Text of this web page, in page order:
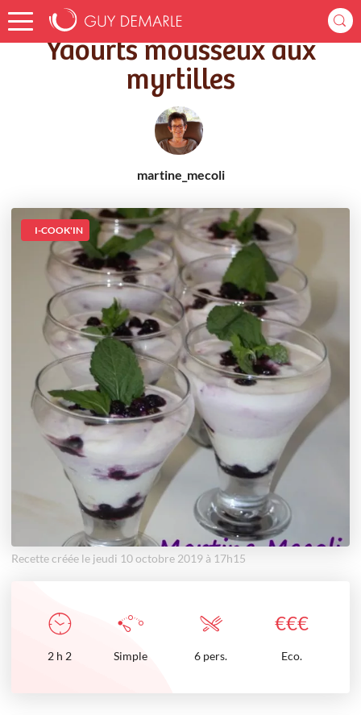
Accueil Recettes Yaourts mousseux aux myrtilles
Yaourts mousseux aux
myrtilles
martine_mecoli
I-COOK'IN
Recette créée le jeudi 10 octobre 2019 à 17h15
€€€
2 h 2 Simple 6 pers. Eco.